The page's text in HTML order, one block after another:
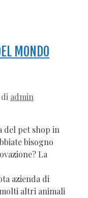
MONDO
di admin
del pet shop in
bisogno
La
azienda di
altri animali